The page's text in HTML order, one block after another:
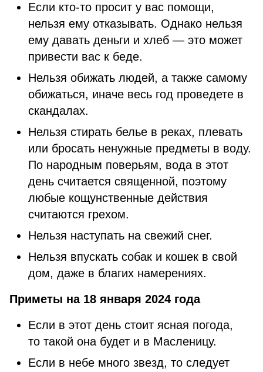
Если кто-то просит у вас помощи,
нельзя ему отказывать. Однако нельзя
ему давать деньги и хлеб — это может
привести вас к беде.
Нельзя обижать людей, а также самому
обижаться, иначе весь год проведете в
скандалах.
Нельзя стирать белье в реках, плевать
или бросать ненужные предметы в воду.
По народным поверьям, вода в этот
день считается священной, поэтому
любые кощунственные действия
считаются грехом.
Нельзя наступать на свежий снег.
Нельзя впускать собак и кошек в свой
дом, даже в благих намерениях.
Приметы на 18 января 2024 года
Если в этот день стоит ясная погода,
то такой она будет и в Масленицу.
Если в небе много звезд, то следует